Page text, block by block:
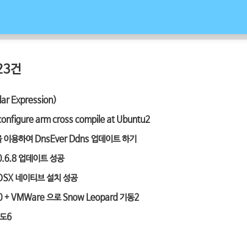
건
Expression)
arm cross compile at Ubuntu2
용하여 DnsEver Ddns 업데이트 하기
업데이트 성공
네이티브 설치 성공
VMWare 으로 Snow Leopard 기동2
6